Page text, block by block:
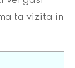
ta vizita in